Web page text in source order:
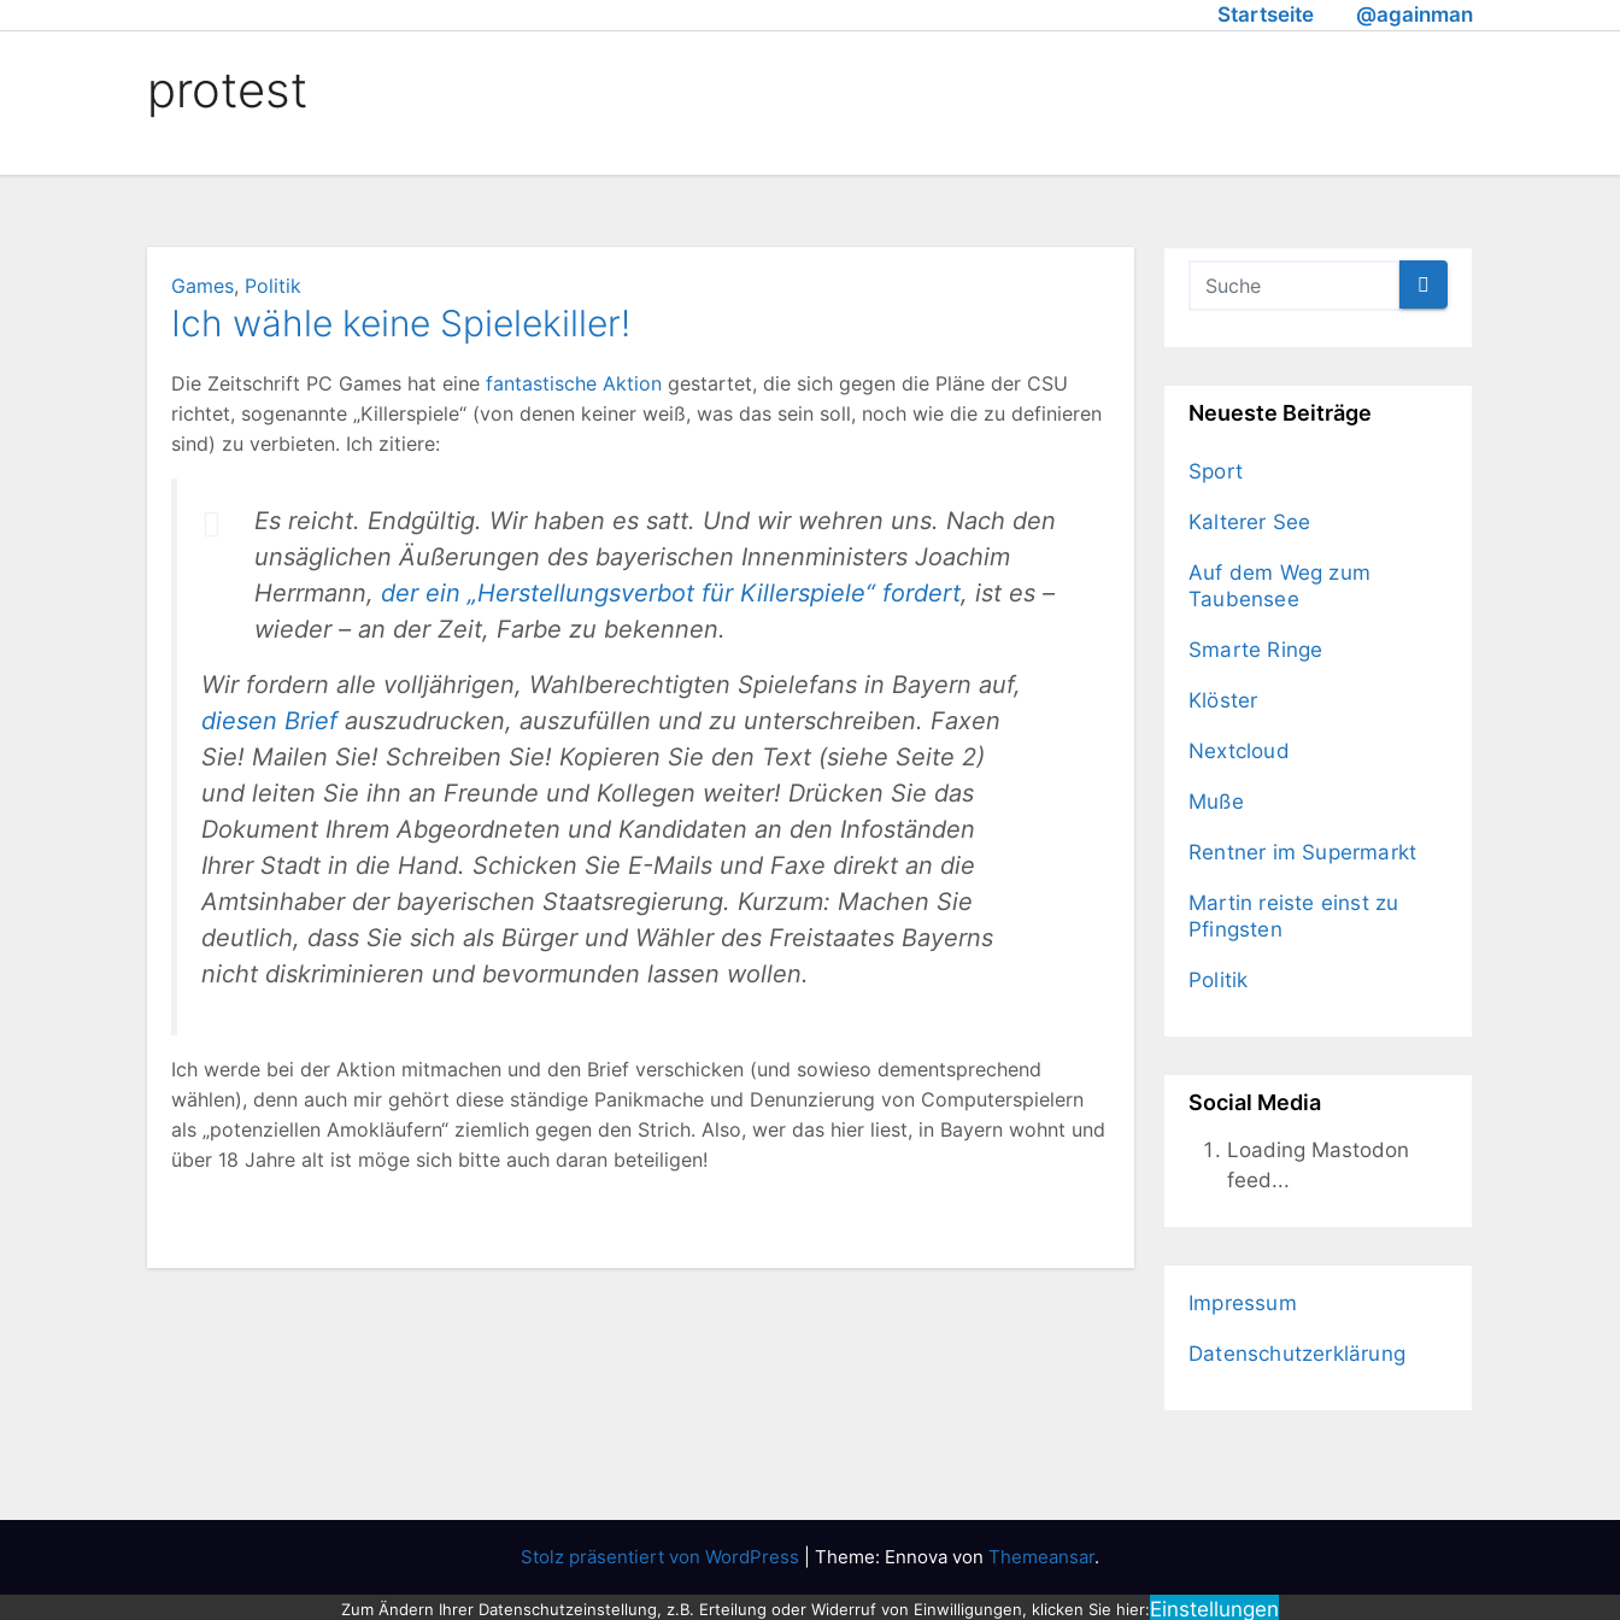
Startseite @againman
protest
Games, Politik
Ich wähle keine Spielekiller!
Die Zeitschrift PC Games hat eine fantastische Aktion gestartet, die sich gegen die Pläne der CSU
richtet, sogenannte „Killerspiele“ (von denen keiner weiß, was das sein soll, noch wie die zu definieren
sind) zu verbieten. Ich zitiere:
Es reicht. Endgültig. Wir haben es satt. Und wir wehren uns. Nach den
unsäglichen Äußerungen des bayerischen Innenministers Joachim
Herrmann, der ein „Herstellungsverbot für Killerspiele“ fordert, ist es –
wieder – an der Zeit, Farbe zu bekennen.
Wir fordern alle volljährigen, Wahlberechtigten Spielefans in Bayern auf,
diesen Briefauszudrucken, auszufüllen und zu unterschreiben. Faxen
Sie! Mailen Sie! Schreiben Sie! Kopieren Sie den Text (siehe Seite 2)
und leiten Sie ihn an Freunde und Kollegen weiter! Drücken Sie das
Dokument Ihrem Abgeordneten und Kandidaten an den Infoständen
Ihrer Stadt in die Hand. Schicken Sie E-Mails und Faxe direkt an die
Amtsinhaber der bayerischen Staatsregierung. Kurzum: Machen Sie
deutlich, dass Sie sich als Bürger und Wähler des Freistaates Bayerns
nicht diskriminieren und bevormunden lassen wollen.
Ich werde bei der Aktion mitmachen und den Brief verschicken (und sowieso dementsprechend
wählen), denn auch mir gehört diese ständige Panikmache und Denunzierung von Computerspielern
als „potenziellen Amokläufern“ ziemlich gegen den Strich. Also, wer das hier liest, in Bayern wohnt und
über 18 Jahre alt ist möge sich bitte auch daran beteiligen!
Neueste Beiträge
Sport
Kalterer See
Auf dem Weg zum
Taubensee
Smarte Ringe
Klöster
Nextcloud
Muße
Rentner im Supermarkt
Martin reiste einst zu
Pfingsten
Politik
Social Media
Loading Mastodon
feed...
Impressum
Datenschutzerklärung
Stolz präsentiert von WordPress Theme: Ennova von Themeansar.
Zum Ändern Ihrer Datenschutzeinstellung, z.B. Erteilung oder Widerruf von Einwilligungen, klicken Sie hier:Einstellungen